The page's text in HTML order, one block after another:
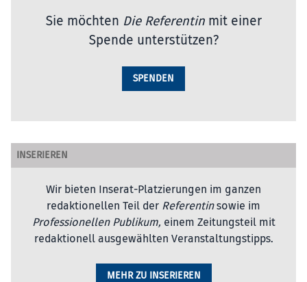
Sie möchten Die Referentinmit einer
Spende unterstützen?
SPENDEN
INSERIEREN
Wir bieten Inserat-Platzierungen im ganzen
redaktionellen Teil der Referentinsowie im
Professionellen Publikum, einem Zeitungsteil mit
redaktionell ausgewählten Veranstaltungstipps.
MEHR ZU INSERIEREN